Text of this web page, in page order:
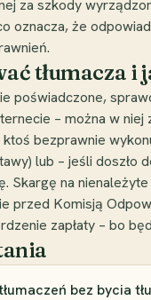
za szkody
oznacza, że
tłumacza i
poświadczone,
– można w
bezprawnie
lub – jeśli
Skargę na
przed Komisją
zapłaty – bo
bez bycia